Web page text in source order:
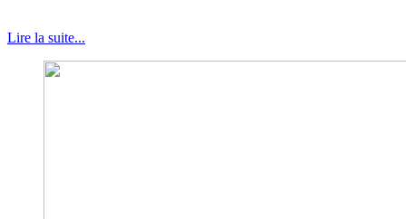
Lire la suite...